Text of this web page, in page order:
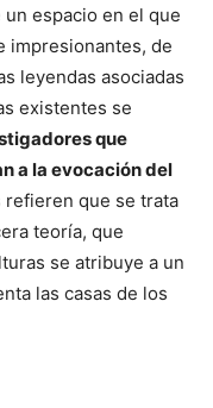
espacio en el que
impresionantes, de
leyendas asociadas
existentes se
que
a la evocación del
refieren que se trata
teoría, que
se atribuye a un
las casas de los